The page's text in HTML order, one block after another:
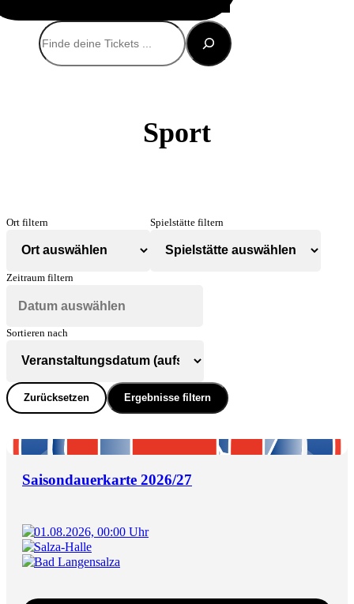
Suchen
Sport
Ort filtern Spielstätte filtern
Zeitraum filtern
Sortieren nach
Zurücksetzen Ergebnisse filtern
Saisondauerkarte 2026/27
01.08.2026, 00:00 Uhr
Salza-Halle
Bad Langensalza